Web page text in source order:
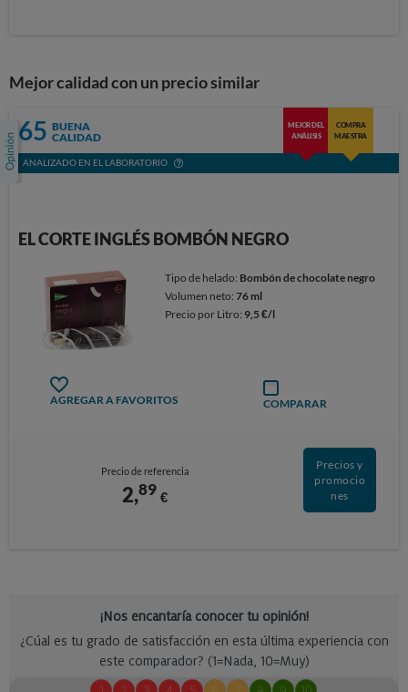
Mejor calidad con un precio similar
65 BUENA
CALIDAD
MEJOR DEL
ANÁLISIS
COMPRA
MAESTRA
ANALIZADO EN EL LABORATORIO
EL CORTE INGLÉS BOMBÓN NEGRO
Tipo de helado: Bombón de chocolate negro
Volumen neto:76 ml
Precio por Litro: 9,5 €/l
AGREGAR A FAVORITOS COMPARAR
Precio de referencia
2,89 €
Precios y
promocio
nes